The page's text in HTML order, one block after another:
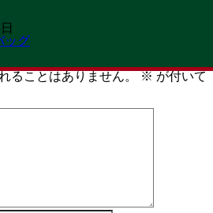
日
ッグ
ることはありません。
※ が付いて